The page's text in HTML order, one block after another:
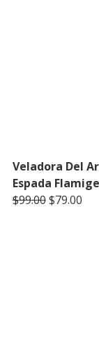
Veladora Del
Espada
$99.00Original
$79.00